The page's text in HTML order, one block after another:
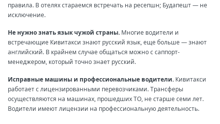
правила. В отелях стараемся встречать на ресепшн; Будапешт — не
исключение.
Не нужно знать язык чужой страны. Многие водители и
встречающие Кивитакси знают русский язык, еще больше — знают
английский. В крайнем случае общаться можно с саппорт-
менеджером, который точно знает русский.
Исправные машины и профессиональные водители. Кивитакси
работает с лицензированными перевозчиками. Трансферы
осуществляются на машинах, прошедших ТО, не старше семи лет.
Водители имеют лицензии на профессиональную деятельность.